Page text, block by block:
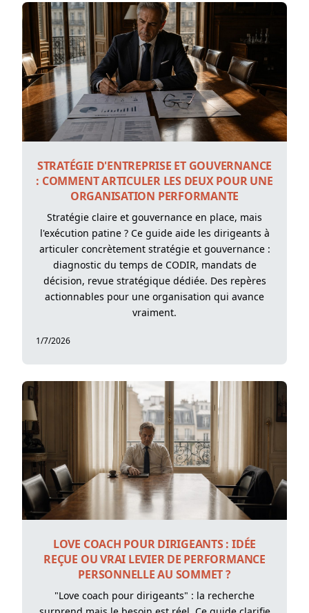
STRATÉGIE D'ENTREPRISE ET GOUVERNANCE
: COMMENT ARTICULER LES DEUX POUR UNE
ORGANISATION PERFORMANTE
Stratégie claire et gouvernance en place, mais
l'exécution patine ? Ce guide aide les dirigeants à
articuler concrètement stratégie et gouvernance :
diagnostic du temps de CODIR, mandats de
décision, revue stratégique dédiée. Des repères
actionnables pour une organisation qui avance
vraiment.
1/7/2026
LOVE COACH POUR DIRIGEANTS : IDÉE
REÇUE OU VRAI LEVIER DE PERFORMANCE
PERSONNELLE AU SOMMET ?
"Love coach pour dirigeants" : la recherche